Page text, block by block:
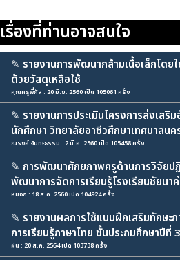
เรื่องที่ท่านอาจสนใจ
✎ รายงานการพัฒนากล้ามเนื้อเล็กโดย
ด้วยวัสดุเหลือใช้
คุณครูพี่กัส : 20 มิ.ย. 2560 เปิด 105061 ครั้ง
✎ รายงานการประเมินโครงการส่งเส
นักศึกษา วิทยาลัยอาชีวศึกษาเทศบาลนค
ณรงค์ จันทะธรรม : 2 มี.ค. 2560 เปิด 105458 ครั้ง
✎ การพัฒนาศักยภาพครูด้านการวิจัยป
พัฒนาการจัดการเรียนรู้โรงเรียนชัยนา
หมอก : 18 ส.ค. 2560 เปิด 104924 ครั้ง
✎ รายงานผลการใช้แบบฝึกเสริมทักษะ
การเรียนรู้ภาษาไทย ชั้นประถมศึกษาปีที่ 3
ฝน : 20 ส.ค. 2564 เปิด 103738 ครั้ง